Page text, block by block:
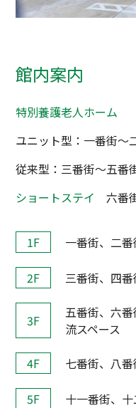
館内案内
特別養護老人ホーム
ユニット型：一番街～
従来型：三番街～五番
ショートステイ六番
1F 一番街、二番
2F 三番街、四
3F
五番街、六
流スペース
4F
七番街、八
5F 十一番街、